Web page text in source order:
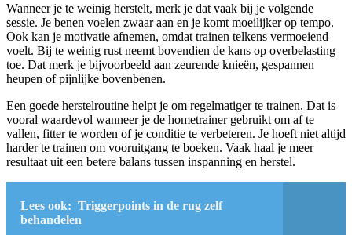
Wanneer je te weinig herstelt, merk je dat vaak bij je volgende
sessie. Je benen voelen zwaar aan en je komt moeilijker op tempo.
Ook kan je motivatie afnemen, omdat trainen telkens vermoeiend
voelt. Bij te weinig rust neemt bovendien de kans op overbelasting
toe. Dat merk je bijvoorbeeld aan zeurende knieën, gespannen
heupen of pijnlijke bovenbenen.
Een goede herstelroutine helpt je om regelmatiger te trainen. Dat is
vooral waardevol wanneer je de hometrainer gebruikt om af te
vallen, fitter te worden of je conditie te verbeteren. Je hoeft niet altijd
harder te trainen om vooruitgang te boeken. Vaak haal je meer
resultaat uit een betere balans tussen inspanning en herstel.
Lees ook: Triggerpoints in de rug zelf
behandelen